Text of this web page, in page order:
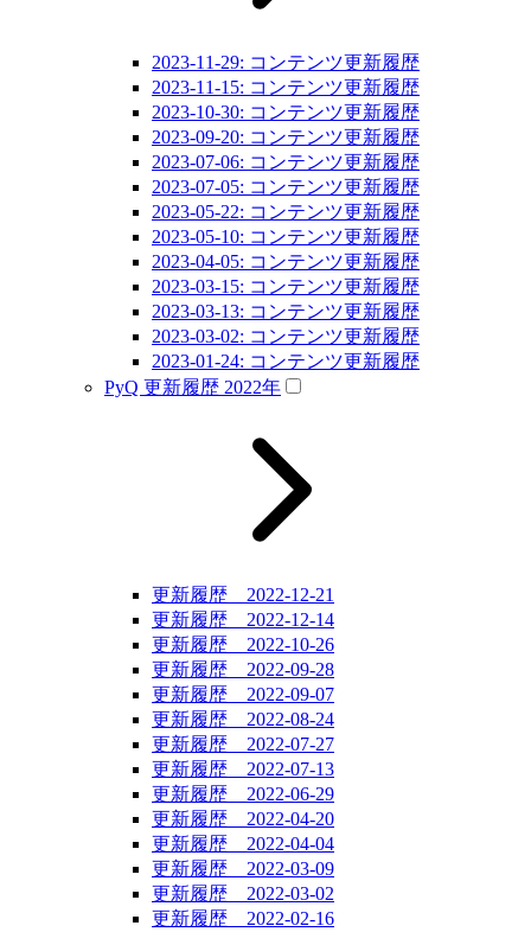
2023-11-29: コンテンツ更新履歴
2023-11-15: コンテンツ更新履歴
2023-10-30: コンテンツ更新履歴
2023-09-20: コンテンツ更新履歴
2023-07-06: コンテンツ更新履歴
2023-07-05: コンテンツ更新履歴
2023-05-22: コンテンツ更新履歴
2023-05-10: コンテンツ更新履歴
2023-04-05: コンテンツ更新履歴
2023-03-15: コンテンツ更新履歴
2023-03-13: コンテンツ更新履歴
2023-03-02: コンテンツ更新履歴
2023-01-24: コンテンツ更新履歴
PyQ 更新履歴 2022年
更新履歴 2022-12-21
更新履歴 2022-12-14
更新履歴 2022-10-26
更新履歴 2022-09-28
更新履歴 2022-09-07
更新履歴 2022-08-24
更新履歴 2022-07-27
更新履歴 2022-07-13
更新履歴 2022-06-29
更新履歴 2022-04-20
更新履歴 2022-04-04
更新履歴 2022-03-09
更新履歴 2022-03-02
更新履歴 2022-02-16